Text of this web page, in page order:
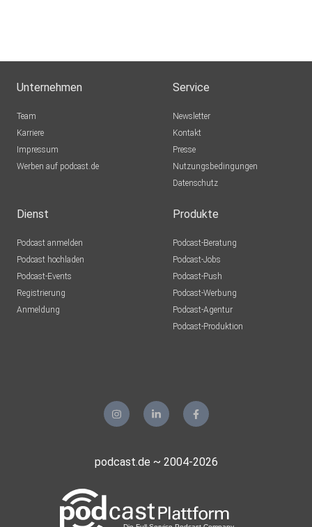
Unternehmen
Team
Karriere
Impressum
Werben auf podcast.de
Service
Newsletter
Kontakt
Presse
Nutzungsbedingungen
Datenschutz
Dienst
Podcast anmelden
Podcast hochladen
Podcast-Events
Registrierung
Anmeldung
Produkte
Podcast-Beratung
Podcast-Jobs
Podcast-Push
Podcast-Werbung
Podcast-Agentur
Podcast-Produktion
podcast.de ~ 2004-2026